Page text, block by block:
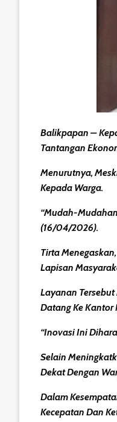
Balikpapan –
Tantangan
Menurutnya,
Kepada Warga.
“Mudah-
(16/04/2026).
Tirta
Lapisan
Layanan
Datang Ke Kantor
“Inovasi Ini
Selain
Dekat Dengan
Dalam
Kecepatan Dan